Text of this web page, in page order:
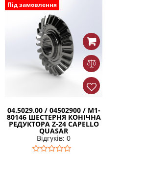
Під замовлення
04.5029.00 / 04502900 / M1-
80146 ШЕСТЕРНЯ КОНІЧНА
РЕДУКТОРА Z-24 CAPELLO
QUASAR
Відгуків: 0